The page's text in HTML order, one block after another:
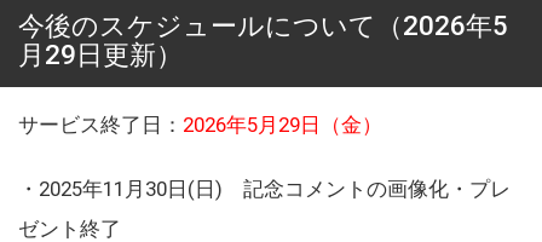
今後のスケジュールについて（2026年5
月29日更新）
サービス終了日： 2026年5月29日（金）
・2025年11月30日(日) 記念コメントの画像化・プレ
ゼント終了